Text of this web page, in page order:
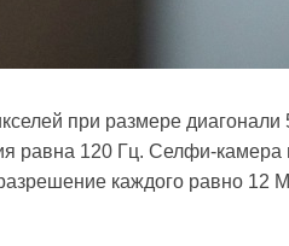
при размере
равна 120 Гц. Селфи-камера
каждого равно 12